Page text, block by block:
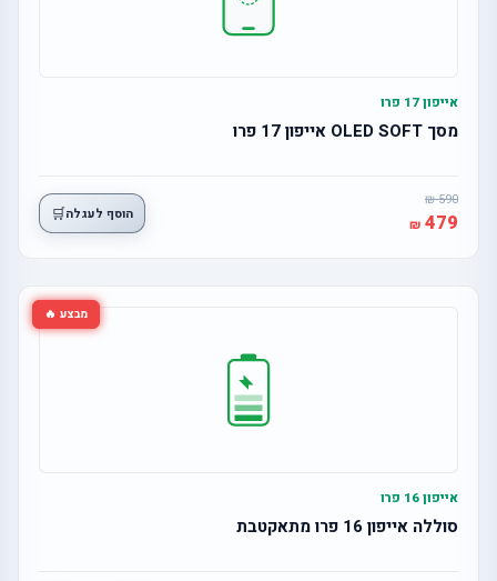
אייפון 17 פרו
מסך OLED SOFT אייפון 17 פרו
590
479 הוסף לעגלה🛒
מבצע 🔥
אייפון 16 פרו
סוללה אייפון 16 פרו מתאקטבת